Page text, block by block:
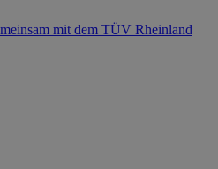
mit dem TÜV Rheinland